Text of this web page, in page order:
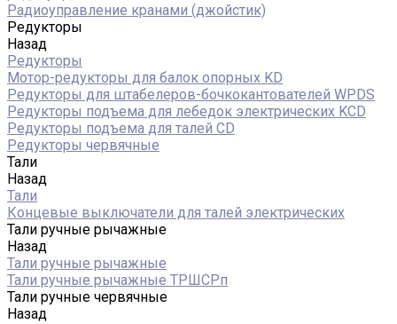
Радиоуправление кранами (джойстик)
Редукторы
Назад
Редукторы
Мотор-редукторы для балок опорных KD
Редукторы для штабелеров-бочкокантователей WPDS
Редукторы подъема для лебедок электрических KCD
Редукторы подъема для талей CD
Редукторы червячные
Тали
Назад
Тали
Концевые выключатели для талей электрических
Тали ручные рычажные
Назад
Тали ручные рычажные
Тали ручные рычажные ТРШСРп
Тали ручные червячные
Назад